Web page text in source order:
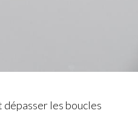
les boucles